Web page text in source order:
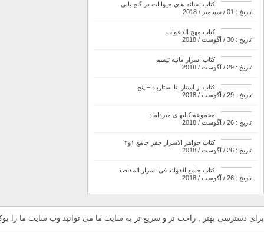
کتاب نشانه های حیوانات در گنج یابی
تاریخ : 01 / سپتامبر / 2018
کتاب مهج الدعوات
تاریخ : 30 / آگوست / 2018
کتاب اسرار مانیه تیسم
تاریخ : 29 / آگوست / 2018
کتاب از آستارا تا استارباد – پنج
تاریخ : 29 / آگوست / 2018
مجموعه کتابهای میرداماد
تاریخ : 26 / آگوست / 2018
کتاب جواهر الاسرار جفر جامع ۱و۲
تاریخ : 26 / آگوست / 2018
کتاب جامع الفوائد فی اسرار المقاصد
تاریخ : 26 / آگوست / 2018
برای دسترسی بهتر , راحت تر و سریع تر به سایت ما می توانید وب سایت ما را